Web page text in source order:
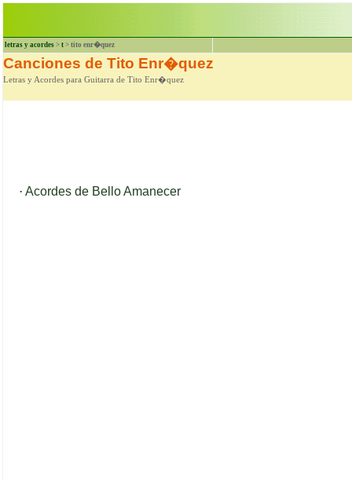
letras y acordes > t > tito enr�quez
Canciones de Tito Enr�quez
Letras y Acordes para Guitarra de Tito Enr�quez
· Acordes de Bello Amanecer